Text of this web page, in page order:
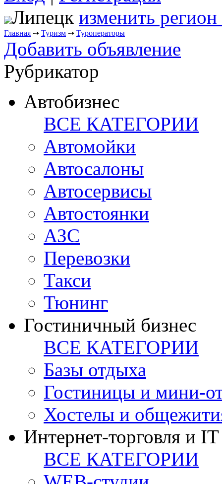
Липецк изменить регион
Главная ➙ Туризм ➙ Туроператоры
Добавить объявление
Рубрикатор
Автобизнес
ВСЕ КАТЕГОРИИ
Автомойки
Автосалоны
Автосервисы
Автостоянки
АЗС
Перевозки
Такси
Тюнинг
Гостиничный бизнес
ВСЕ КАТЕГОРИИ
Базы отдыха
Гостиницы и мини-
Хостелы и
Интернет-торговля и IT
ВСЕ КАТЕГОРИИ